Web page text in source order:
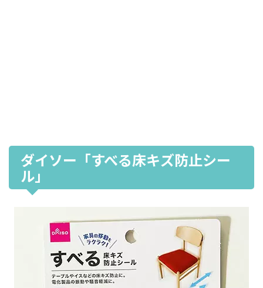
ダイソー「すべる床キズ防止シー
ル」